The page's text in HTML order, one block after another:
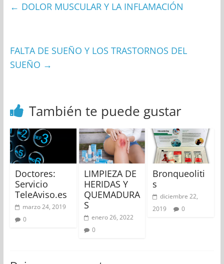
← DOLOR MUSCULAR Y LA INFLAMACIÓN
FALTA DE SUEÑO Y LOS TRASTORNOS DEL
SUEÑO →
También te puede gustar
Doctores:
Servicio
TeleAviso.es
marzo 24, 2019
0
LIMPIEZA DE
HERIDAS Y
QUEMADURA
S
enero 26, 2022
0
Bronqueoliti
s
diciembre 22,
2019
0